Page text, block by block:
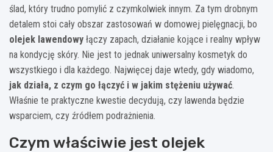
ślad, który trudno pomylić z czymkolwiek innym. Za tym drobnym
detalem stoi cały obszar zastosowań w domowej pielęgnacji, bo
olejek lawendowy łączy zapach, działanie kojące i realny wpływ
na kondycję skóry. Nie jest to jednak uniwersalny kosmetyk do
wszystkiego i dla każdego. Najwięcej daje wtedy, gdy wiadomo,
jak działa, z czym go łączyć i w jakim stężeniu używać.
Właśnie te praktyczne kwestie decydują, czy lawenda będzie
wsparciem, czy źródłem podrażnienia.
Czym właściwie jest olejek